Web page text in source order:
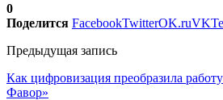
0
Поделится FacebookTwitterOK.ruVK
Предыдущая запись
Как цифровизация преобразила
Фавор»